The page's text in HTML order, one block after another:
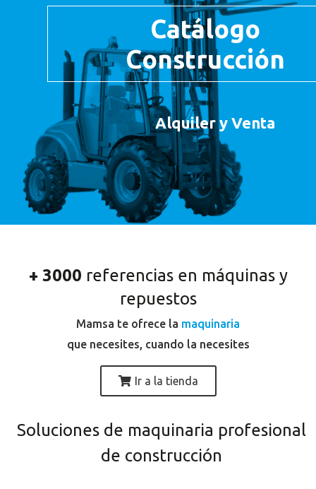
Alquiler y Venta
Catálogo
Construcción
+ 3000 referencias en máquinas y
repuestos
Mamsa te ofrece la maquinaria
que necesites, cuando la necesites
Ir a la tienda
Soluciones de maquinaria profesional
de construcción